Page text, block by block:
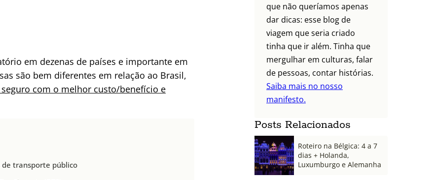
em dezenas de países e importante em
são bem diferentes em relação ao Brasil,
com o melhor custo/benefício e
de transporte público
que não queríamos apenas
dar dicas: esse blog de
viagem que seria criado
tinha que ir além. Tinha que
mergulhar em culturas, falar
de pessoas, contar histórias.
Saiba mais no nosso
manifesto.
Posts Relacionados
Roteiro na Bélgica: 4 a 7
dias + Holanda,
Luxumburgo e Alemanha